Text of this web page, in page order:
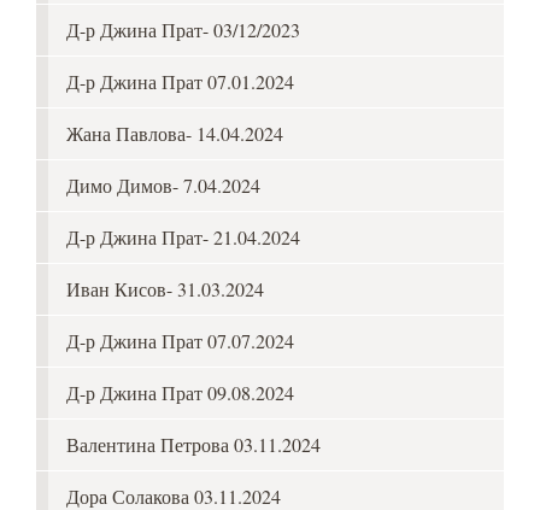
Д-р Джина Прат- 03/12/2023
Д-р Джина Прат 07.01.2024
Жана Павлова- 14.04.2024
Димо Димов- 7.04.2024
Д-р Джина Прат- 21.04.2024
Иван Кисов- 31.03.2024
Д-р Джина Прат 07.07.2024
Д-р Джина Прат 09.08.2024
Валентина Петрова 03.11.2024
Дора Солакова 03.11.2024